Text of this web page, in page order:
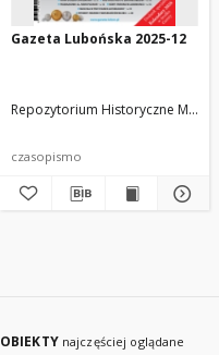
Gazeta Lubońska 2025-12
Repozytorium Historyczne
czasopismo
OBIEKTY najczęściej oglądane